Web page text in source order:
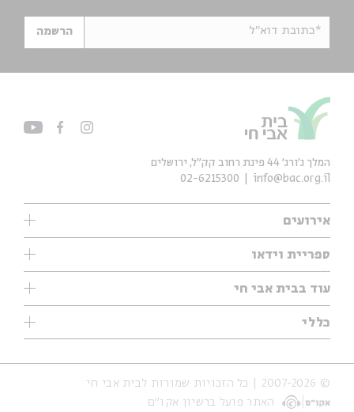
*כתובת דוא"ל הרשמה
אירועים
עיון
אנגלית
נוער
סדרות
אירועי עבר
אירועים בירושלים
ספריית וידאו
ילדים
מוזיקה
עיון
מיוחדים
עוד בבית אבי חי
תערוכות
מיוחדים
כללי
אודות
הצהרת נגישות
תנאי שימוש והצהרת פרטיות
המלך ג'ורג' 44 פינת רחוב קק״ל, ירושלים
info@bac.org.il
02-6215300
© 2007-2026 | כל הזכויות שמורות לבית אבי חי
האתר פועל ברשיון אקו״ם